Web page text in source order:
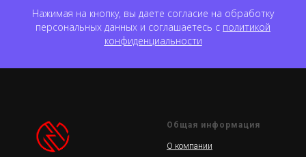
Нажимая на кнопку, вы даете согласие на обработку
персональных данных и соглашаетесь c политикой
конфиденциальности
Общая информация
О компании